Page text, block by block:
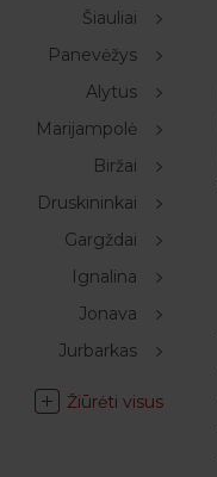
Šiauliai
Panevėžys
Alytus
Marijampolė
Biržai
Druskininkai
Gargždai
Ignalina
Jonava
Jurbarkas
Žiūrėti visus